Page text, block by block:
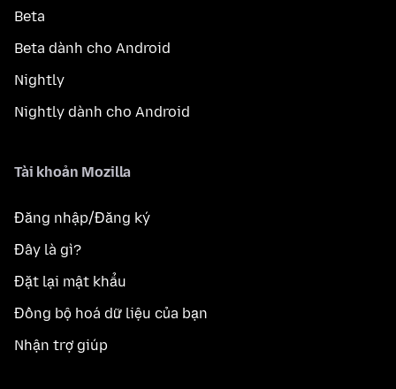
Beta
Beta dành cho Android
Nightly
Nightly dành cho Android
Tài khoản Mozilla
Đăng nhập/Đăng ký
Đây là gì?
Đặt lại mật khẩu
Đồng bộ hoá dữ liệu của bạn
Nhận trợ giúp